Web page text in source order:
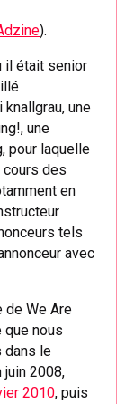
).
il était senior
une
une
pour laquelle
cours des
en
tels
avec
de We Are
que nous
dans le
juin 2008,
2010, puis